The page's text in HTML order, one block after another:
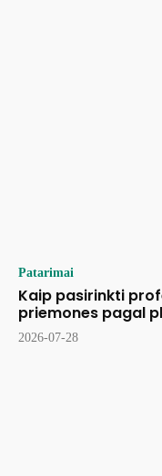
Patarimai
Kaip pasirinkti
priemones pagal
2026-07-28